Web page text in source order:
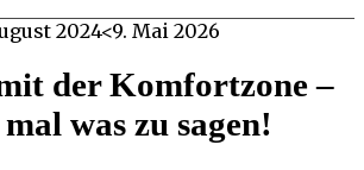
2024<9. Mai 2026
der Komfortzone –
was zu sagen!